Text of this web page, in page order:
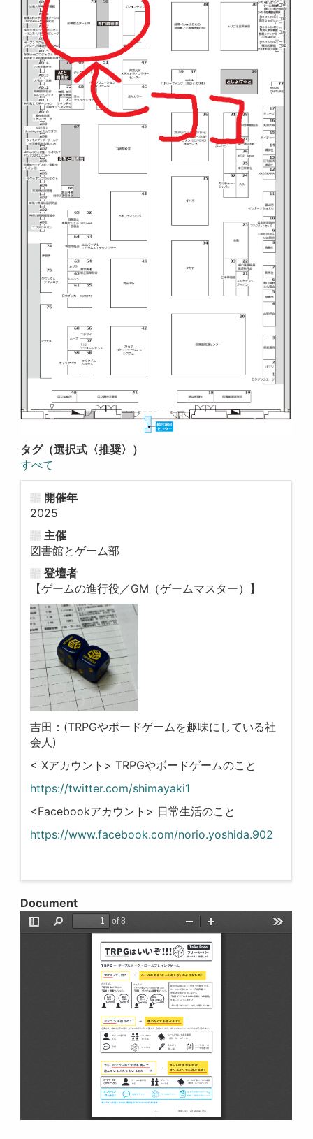
タグ（選択式〈推奨〉）
すべて
開催年
2025
主催
図書館とゲーム部
登壇者
【ゲームの進行役／GM（ゲームマスター）】
吉田：(TRPGやボードゲームを趣味にしている社
会人)
< Xアカウント> TRPGやボードゲームのこと
https://twitter.com/shimayaki1
<Facebookアカウント> 日常生活のこと
https://www.facebook.com/norio.yoshida.902
Document